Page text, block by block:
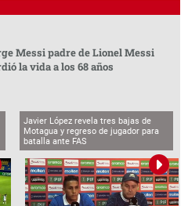
Messi padre de Lionel Messi
la vida a los 68 años
Javier López revela tres bajas de
Motagua y regreso de jugador para
batalla ante FAS